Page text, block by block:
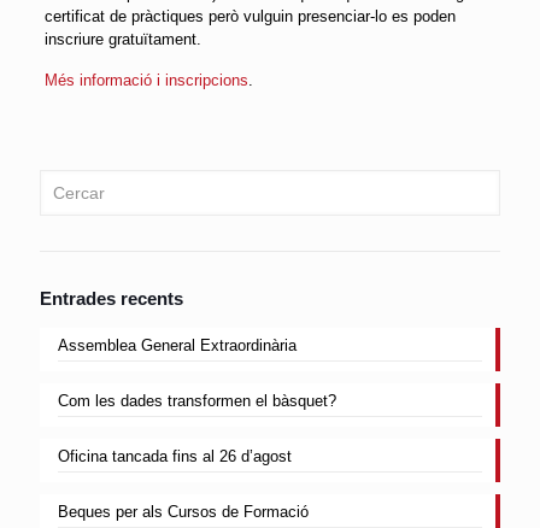
certificat de pràctiques però vulguin presenciar-lo es poden
inscriure gratuïtament.
Més informació i inscripcions
Entrades recents
Assemblea General Extraordinària
Com les dades transformen el bàsquet?
Oficina tancada fins al 26 d’agost
Beques per als Cursos de Formació